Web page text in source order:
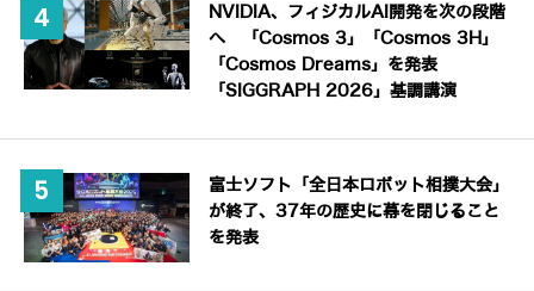
NVIDIA、フィジカルAI開発を次の段階
へ 「Cosmos 3」「Cosmos 3H」
「Cosmos Dreams」を発表
「SIGGRAPH 2026」基調講演
富士ソフト「全日本ロボット相撲大会」
が終了、37年の歴史に幕を閉じること
を発表